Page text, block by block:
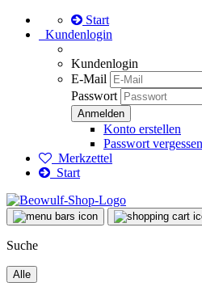
Start
Kundenlogin
Kundenlogin
E-Mail
Passwort
Konto erstellen
Passwort
Merkzettel
Start
Suche
Alle